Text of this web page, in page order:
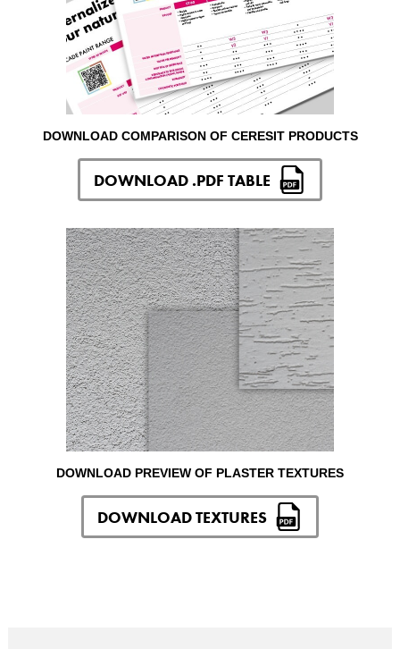
DOWNLOAD COMPARISON OF CERESIT PRODUCTS
DOWNLOAD .PDF TABLE
DOWNLOAD PREVIEW OF PLASTER TEXTURES
DOWNLOAD TEXTURES